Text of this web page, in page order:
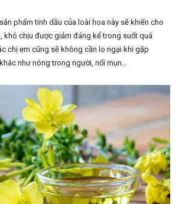
phẩm tinh dầu của loài hoa này sẽ khiến cho
khó chịu được giảm đáng kể trong suốt quá
chị em cũng sẽ không cần lo ngại khi gặp
như nóng trong người, nổi mụn…